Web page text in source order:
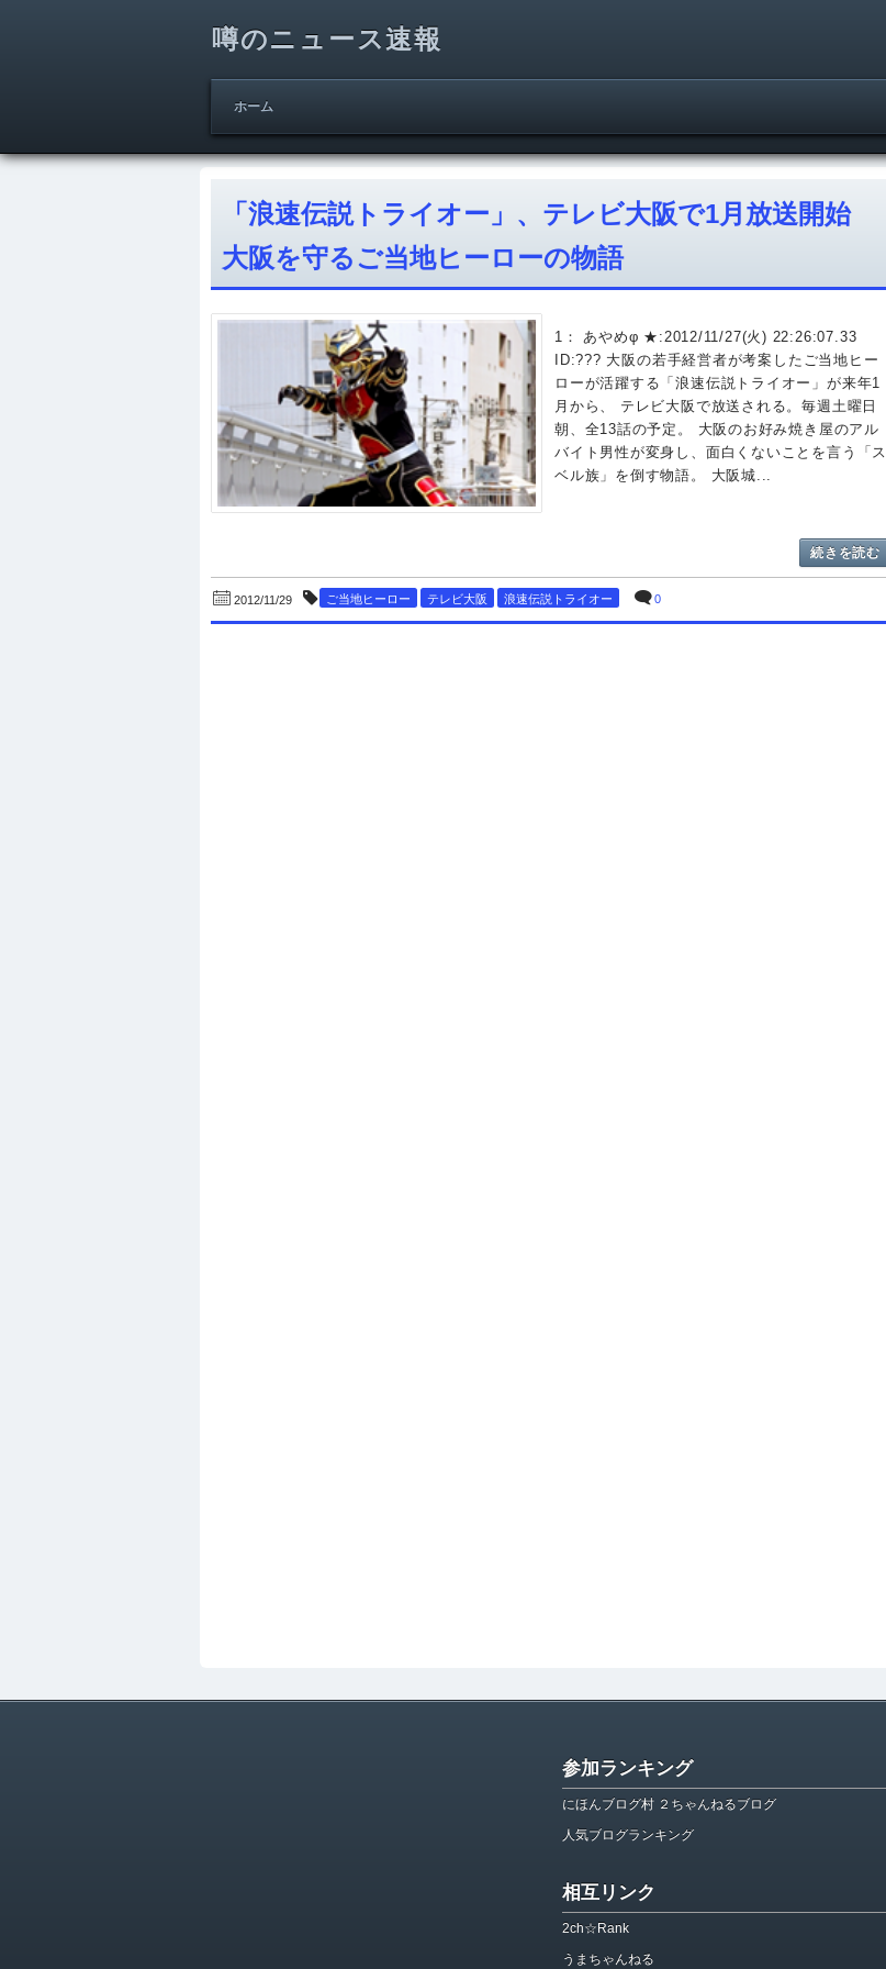
噂のニュース速報
ホーム
「浪速伝説トライオー」、テレビ大阪で1月放送開始
大阪を守るご当地ヒーローの物語
1： あやめφ ★:2012/11/27(火) 22:26:07.33
ID:??? 大阪の若手経営者が考案したご当地ヒー
ローが活躍する「浪速伝説トライオー」が来年1
月から、 テレビ大阪で放送される。毎週土曜日
朝、全13話の予定。 大阪のお好み焼き屋のアル
バイト男性が変身し、面白くないことを言う「ス
ベル族」を倒す物語。 大阪城...
続きを読む
2012/11/29 ご当地ヒーロー テレビ大阪 浪速伝説トライオー 0
参加ランキング
にほんブログ村 ２ちゃんねるブログ
人気ブログランキング
相互リンク
2ch☆Rank
うまちゃんねる